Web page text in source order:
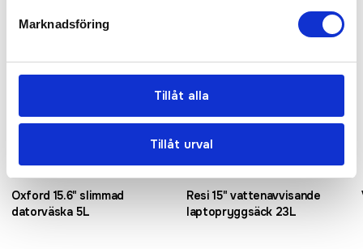
Marknadsföring
Tillåt alla
Tillåt urval
Oxford 15.6" slimmad
datorväska 5L
Resi 15" vattenavvisande
laptopryggsäck 23L